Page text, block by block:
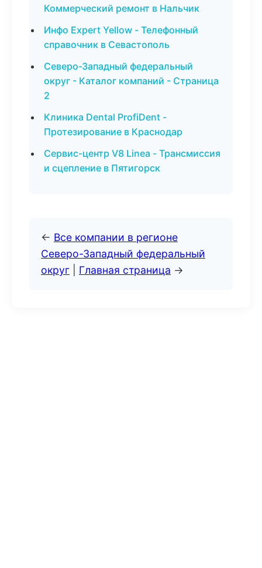
Коммерческий ремонт в Нальчик
Инфо Expert Yellow - Телефонный
справочник в Севастополь
Северо-Западный федеральный
округ - Каталог компаний - Страница
2
Клиника Dental ProfiDent -
Протезирование в Краснодар
Сервис-центр V8 Linea - Трансмиссия
и сцепление в Пятигорск
← Все компании в регионе
Северо-Западный федеральный
округ
Главная страница →